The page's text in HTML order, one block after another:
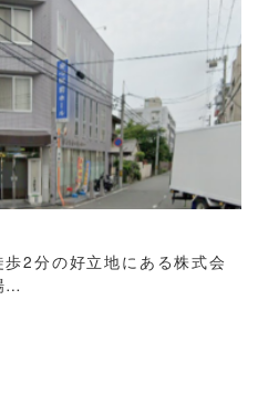
2分の好立地にある株式会
…